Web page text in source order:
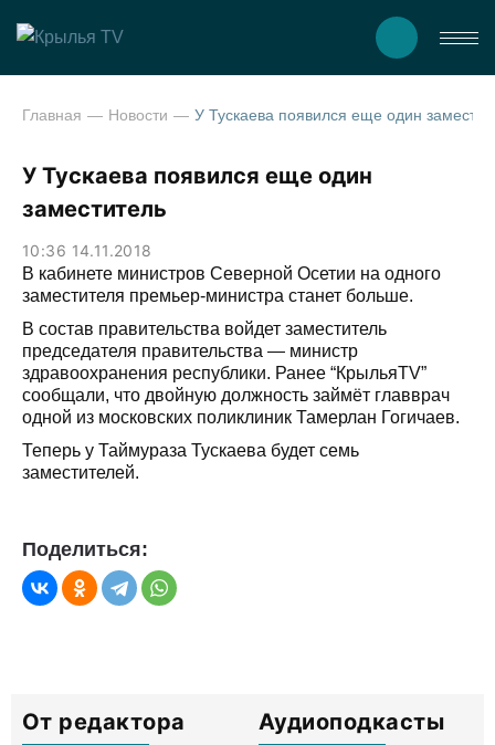
Главная Новости
У Тускаева появился еще один
заместитель
10:36 14.11.2018
В кабинете министров Северной Осетии на одного
заместителя премьер-министра станет больше.
В состав правительства войдет заместитель
председателя правительства — министр
здравоохранения республики. Ранее “КрыльяTV”
сообщали, что двойную должность займёт главврач
одной из московских поликлиник Тамерлан Гогичаев.
Теперь у Таймураза Тускаева будет семь
заместителей.
Поделиться:
От редактора Аудиоподкасты